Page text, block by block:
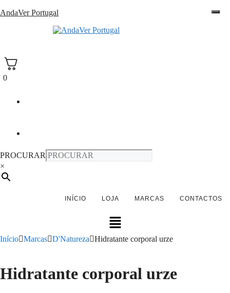
Saltar
AndaVer Portugal
0
PROCURAR
×
INÍCIO LOJA MARCAS CONTACTOS
Menu
Início Marcas D'Natureza Hidratante corporal urze
Hidratante corporal urze